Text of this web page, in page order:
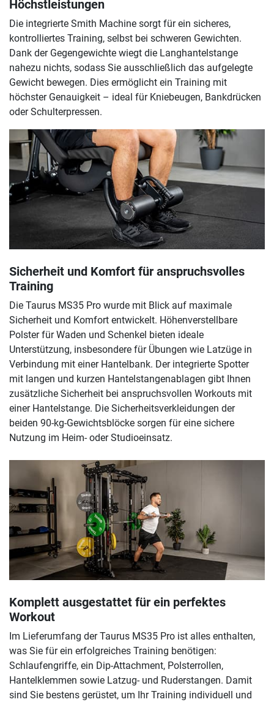
Höchstleistungen
Die integrierte Smith Machine sorgt für ein sicheres,
kontrolliertes Training, selbst bei schweren Gewichten.
Dank der Gegengewichte wiegt die Langhantelstange
nahezu nichts, sodass Sie ausschließlich das aufgelegte
Gewicht bewegen. Dies ermöglicht ein Training mit
höchster Genauigkeit – ideal für Kniebeugen, Bankdrücken
oder Schulterpressen.
Sicherheit und Komfort für anspruchsvolles
Training
Die Taurus MS35 Pro wurde mit Blick auf maximale
Sicherheit und Komfort entwickelt. Höhenverstellbare
Polster für Waden und Schenkel bieten ideale
Unterstützung, insbesondere für Übungen wie Latzüge in
Verbindung mit einer Hantelbank. Der integrierte Spotter
mit langen und kurzen Hantelstangenablagen gibt Ihnen
zusätzliche Sicherheit bei anspruchsvollen Workouts mit
einer Hantelstange. Die Sicherheitsverkleidungen der
beiden 90-kg-Gewichtsblöcke sorgen für eine sichere
Nutzung im Heim- oder Studioeinsatz.
Komplett ausgestattet für ein perfektes
Workout
Im Lieferumfang der Taurus MS35 Pro ist alles enthalten,
was Sie für ein erfolgreiches Training benötigen:
Schlaufengriffe, ein Dip-Attachment, Polsterrollen,
Hantelklemmen sowie Latzug- und Ruderstangen. Damit
sind Sie bestens gerüstet, um Ihr Training individuell und